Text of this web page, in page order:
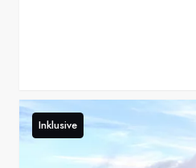
Inklusive